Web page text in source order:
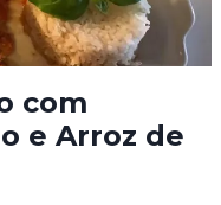
com
e Arroz de